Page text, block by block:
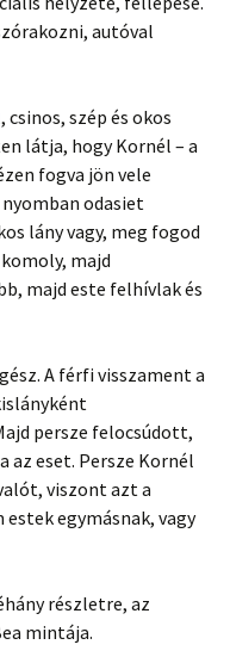
autóval
szép és okos
látja, hogy Kornél – a
fogva jön vele
odasiet
lány vagy, meg fogod
majd
majd este felhívlak és
A férfi visszament a
persze felocsúdott,
eset. Persze Kornél
viszont azt a
egymásnak, vagy
részletre, az
mintája.